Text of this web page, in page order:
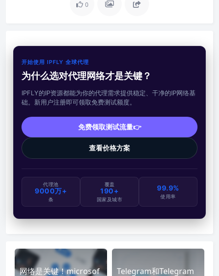
0
开始使用 IPFLY 全球代理
为什么选对代理网络才是关键？
IPFLY的IP资源都能为你的代理需求提供稳定、干净的IP网络基
础。新用户注册即可领取免费测试额度。
免费领取测试流量👉
查看价格方案
代理池
9000万+
条
覆盖
190+
国家及城市
99.9%
使用率
网络是关键！microsof
Telegram和Telegram